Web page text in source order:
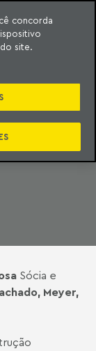
Sócia e
Meyer,
concorda
site.